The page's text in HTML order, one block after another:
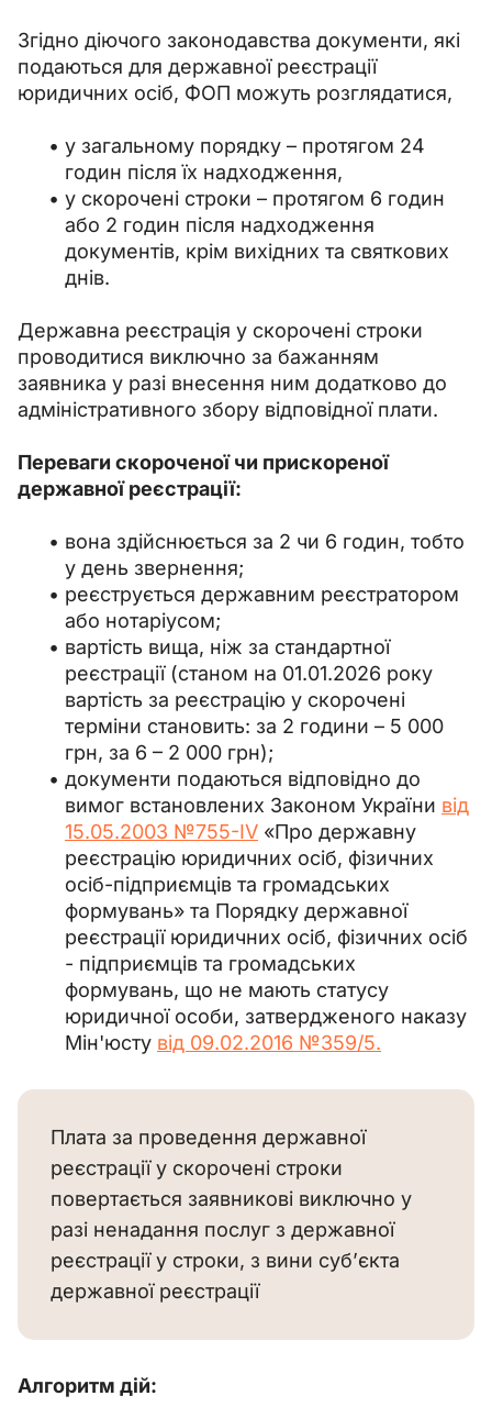
Згідно діючого законодавства документи, які
подаються для державної реєстрації
юридичних осіб, ФОП можуть розглядатися,
у загальному порядку – протягом 24
годин після їх надходження,
у скорочені строки – протягом 6 годин
або 2 годин після надходження
документів, крім вихідних та святкових
днів.
Державна реєстрація у скорочені строки
проводитися виключно за бажанням
заявника у разі внесення ним додатково до
адміністративного збору відповідної плати.
Переваги скороченої чи прискореної
державної реєстрації:
вона здійснюється за 2 чи 6 годин, тобто
у день звернення;
реєструється державним реєстратором
або нотаріусом;
вартість вища, ніж за стандартної
реєстрації (станом на 01.01.2026 року
вартість за реєстрацію у скорочені
терміни становить: за 2 години – 5 000
грн, за 6 – 2 000 грн);
документи подаються відповідно до
вимог встановлених Законом України від
15.05.2003 №755-IV «Про державну
реєстрацію юридичних осіб, фізичних
осіб-підприємців та громадських
формувань» та Порядку державної
реєстрації юридичних осіб, фізичних осіб
- підприємців та громадських
формувань, що не мають статусу
юридичної особи, затвердженого наказу
Мін'юсту від 09.02.2016 №359/5.
Плата за проведення державної
реєстрації у скорочені строки
повертається заявникові виключно у
разі ненадання послуг з державної
реєстрації у строки, з вини суб’єкта
державної реєстрації
Алгоритм дій: